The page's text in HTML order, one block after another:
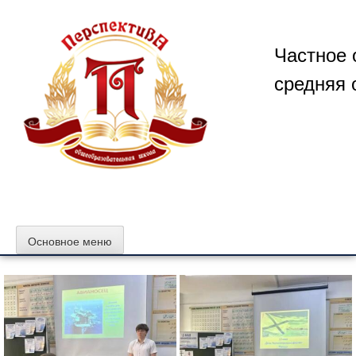
содержимому
Частное
средняя
Основное меню